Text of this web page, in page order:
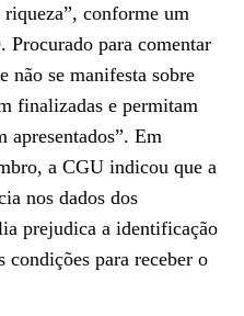
conforme um
para comentar
não se manifesta sobre
finalizadas e permitam
apresentados”. Em
a CGU indicou que a
nos dados dos
prejudica a identificação
condições para receber o